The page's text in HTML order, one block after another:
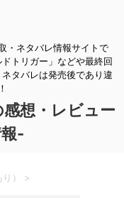
・ネタバレ情報サイトで
トリガー」などや最終回
タバレは発売後であり違
想・レビュー
-
） >